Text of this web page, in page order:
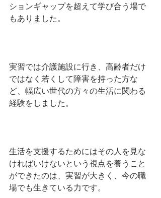
ションギャップを超えて学び合う場で
もありました。
実習では介護施設に行き、高齢者だけ
ではなく若くして障害を持った方な
ど、幅広い世代の方々の生活に関わる
経験をしました。
生活を支援するためにはその人を見な
ければいけないという視点を養うこと
ができたのは、実習が大きく、今の職
場でも生きている力です。